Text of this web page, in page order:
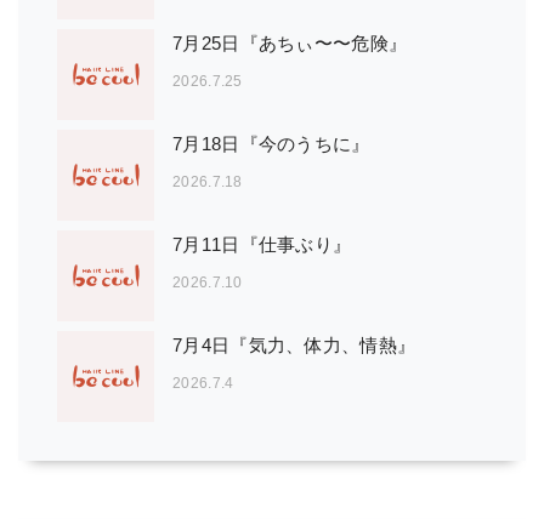
7月25日『あちぃ〜〜危険』
2026.7.25
7月18日『今のうちに』
2026.7.18
7月11日『仕事ぶり』
2026.7.10
7月4日『気力、体力、情熱』
2026.7.4